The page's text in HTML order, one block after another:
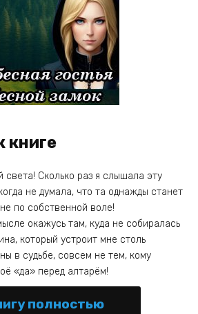
книге
света! Сколько раз я слышала эту
не думала, что та однажды станет
по собственной воле!
окажусь там, куда не собиралась
который устроит мне столь
в судьбе, совсем не тем, кому
«да» перед алтарём!
полностью